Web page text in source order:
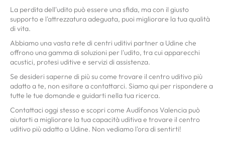
La perdita dell'udito può essere una sfida, ma con il giusto
supporto e l'attrezzatura adeguata, puoi migliorare la tua qualità
di vita.
Abbiamo una vasta rete di centri uditivi partner a Udine che
offrono una gamma di soluzioni per l'udito, tra cui apparecchi
acustici, protesi uditive e servizi di assistenza.
Se desideri saperne di più su come trovare il centro uditivo più
adatto a te, non esitare a contattarci. Siamo qui per rispondere a
tutte le tue domande e guidarti nella tua ricerca.
Contattaci oggi stesso e scopri come Audífonos Valencia può
aiutarti a migliorare la tua capacità uditiva e trovare il centro
uditivo più adatto a Udine. Non vediamo l'ora di sentirti!